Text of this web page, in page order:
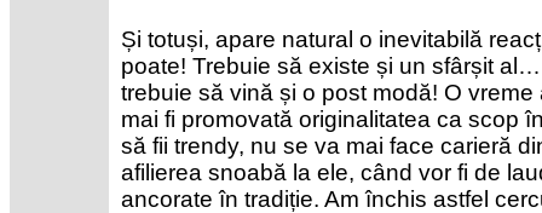
Și totuși, apare natural o inevitabilă
poate! Trebuie să existe și un sfârșit
trebuie să vină și o post modă! O
mai fi promovată originalitatea ca scop
să fii trendy, nu se va mai face carieră
afilierea snoabă la ele, când vor fi de
ancorate în tradiție. Am închis astfel